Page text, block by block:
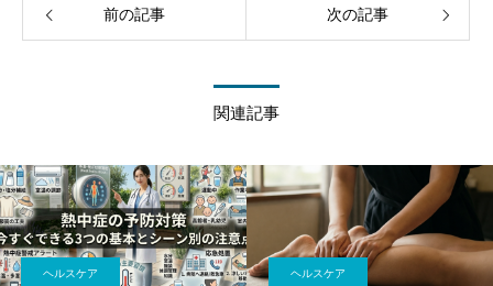
前の記事 次の記事
関連記事
ヘルスケア ヘルスケア